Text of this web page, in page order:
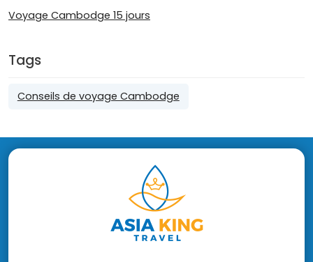
Voyage Cambodge 15 jours
Tags
Conseils de voyage Cambodge